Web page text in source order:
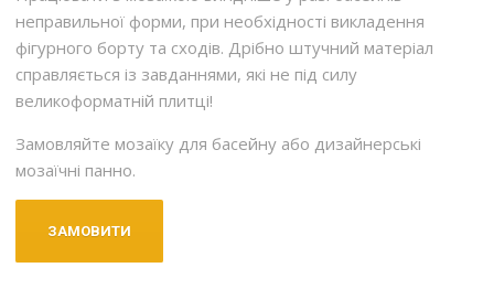
неправильної форми, при необхідності викладення
фігурного борту та сходів. Дрібно штучний матеріал
справляється із завданнями, які не під силу
великоформатній плитці!
Замовляйте мозаїку для басейну або дизайнерські
мозаїчні панно.
ЗАМОВИТИ